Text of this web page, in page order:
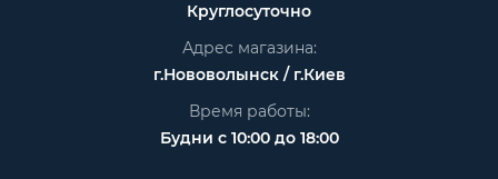
Круглосуточно
Адрес магазина:
г.Нововолынск / г.Киев
Время работы:
Будни с 10:00 до 18:00